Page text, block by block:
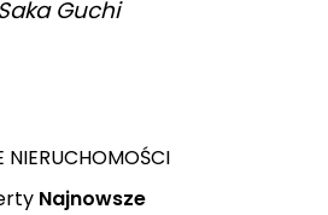
Guchi
NIERUCHOMOŚCI
Najnowsze